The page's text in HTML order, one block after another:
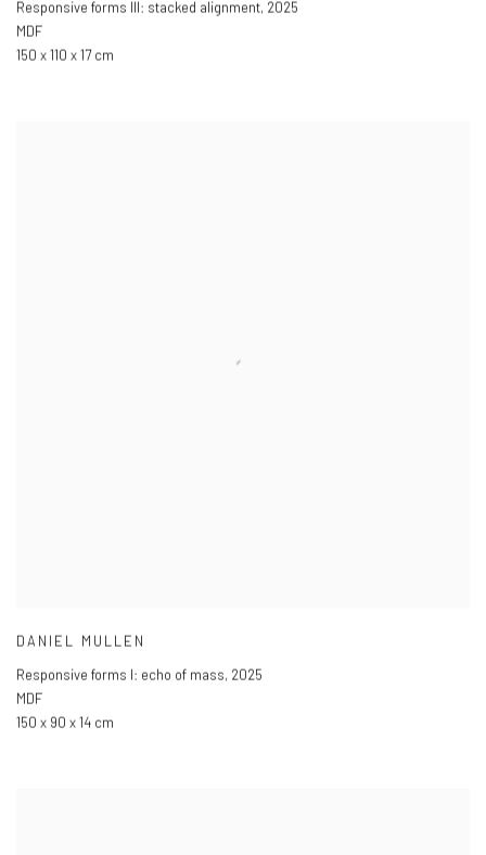
Responsive forms III: stacked alignment, 2025
MDF
150 x 110 x 17 cm
DANIEL MULLEN
Responsive forms I: echo of mass, 2025
MDF
150 x 90 x 14 cm